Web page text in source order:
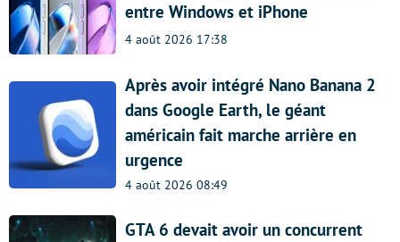
entre Windows et iPhone
4 août 2026 17:38
Après avoir intégré Nano Banana 2
dans Google Earth, le géant
américain fait marche arrière en
urgence
4 août 2026 08:49
GTA 6 devait avoir un concurrent